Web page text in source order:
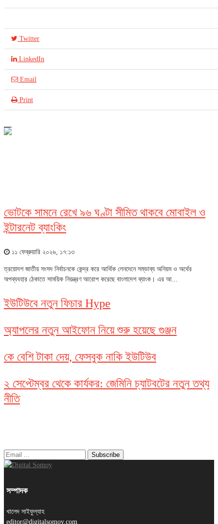
Twitter
LinkedIn
Email
Print
ভোটকে সামনে রেখে ৯৬ ঘণ্টা সীমিত থাকবে মোবাইল ও
ইন্টারনেট ব্যাংকিং
১১ ফেব্রুয়ারি ২০২৬, ১৭:১৩
ত্রয়োদশ জাতীয় সংসদ নির্বাচনকে কেন্দ্র করে আর্থিক লেনদেনে সম্ভাব্য অনিয়ম ও অর্থের
অপব্যবহার ঠেকাতে সাময়িক নিয়ন্ত্রণ আরোপ করেছে বাংলাদেশ ব্যাংক। এর আ...
ইউটিউবে নতুন ফিচার Hype
অ্যাপলের নতুন আইফোন নিয়ে শুরু হয়েছে গুঞ্জন
কে বেশি টাকা দেয়, ফেসবুক নাকি ইউটিউব
২ সেপ্টেম্বর থেকে কার্যকর: জেমিনি চ্যাটবটের নতুন তথ্য
নীতি
সম্পাদক
খালেদ সাইফুল্যাহ
editor@digitalsomoy.com